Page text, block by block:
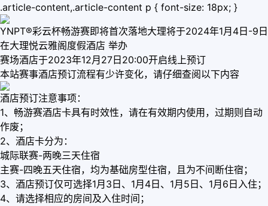
.article-content,.article-content p { font-size: 18px; }
YNPT®彩云杯畅游赛即将首次落地大理将于2024年1月4日-9日
在大理悦云雅阁度假酒店 举办
赛场酒店于2023年12月27日20:00开启线上预订
本站赛事酒店预订流程有少许变化，请仔细查阅以下内容
酒店预订注意事项：
1、畅游赛酒店卡具有时效性，请在有效期内使用，过期则自动
作废；
2、酒店卡分为：
城际联赛-两晚三天住宿
主赛-四晚五天住宿，均为基础房型住宿，且为不间断住宿；
3、酒店预订仅可选择1月3日、1月4日、1月5日、1月6日入住；
4、请选择相应的房间及入住时间；